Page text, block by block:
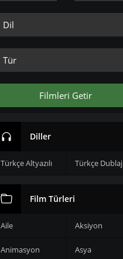
Filmleri Getir
Diller
Türkçe Altyazılı Türkçe Dublaj
Film Türleri
Aile Aksiyon
Animasyon Asya